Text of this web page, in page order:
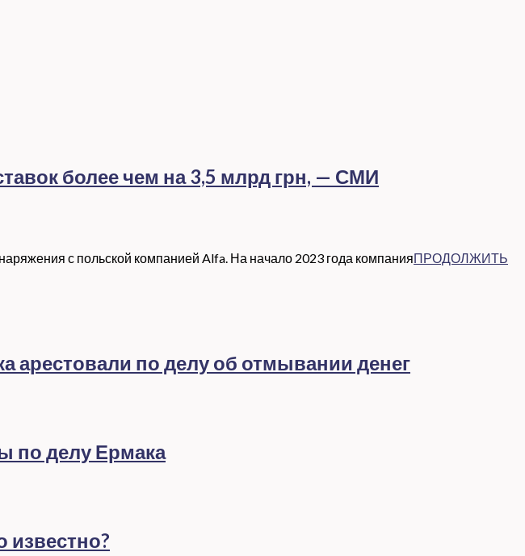
более чем на 3,5 млрд грн, — СМИ
с польской компанией Alfa. На начало 2023 года компанияПРОДОЛЖИТЬ
арестовали по делу об отмывании денег
по делу Ермака
известно?